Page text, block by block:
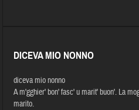
DICEVA MIO NONNO
diceva mio nonno
A m'gghier' bon' fasc' u marit' buon'. La
marito.